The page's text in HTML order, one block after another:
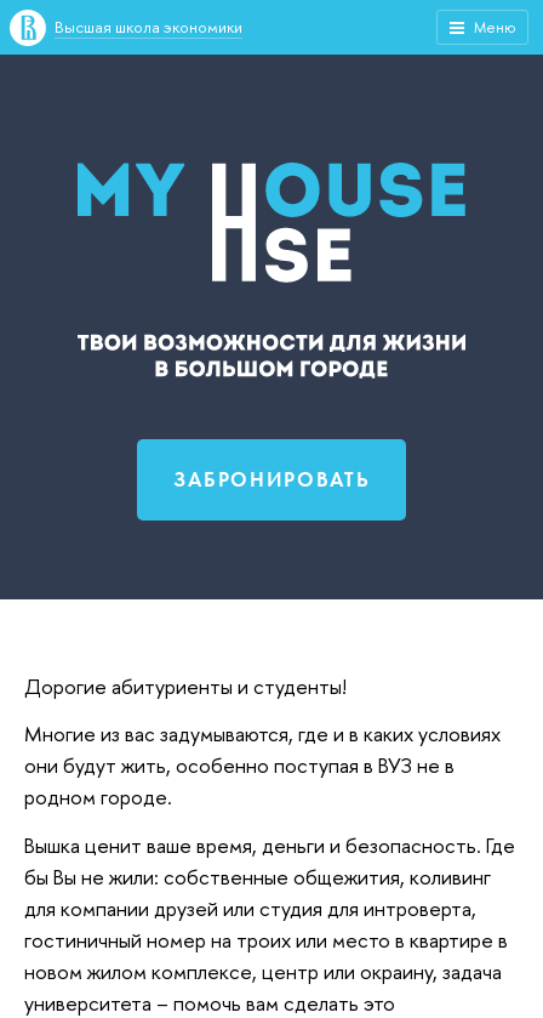
Меню
Высшая школа экономики
ЗАБРОНИРОВАТЬ
Дорогие абитуриенты и студенты!
Многие из вас задумываются, где и в каких условиях
они будут жить, особенно поступая в ВУЗ не в
родном городе.
Вышка ценит ваше время, деньги и безопасность. Где
бы Вы не жили: собственные общежития, коливинг
для компании друзей или студия для интроверта,
гостиничный номер на троих или место в квартире в
новом жилом комплексе, центр или окраину, задача
университета – помочь вам сделать это